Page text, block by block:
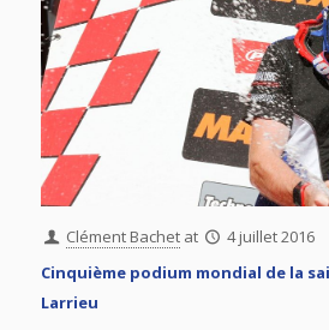
Clément Bachet at
4 juillet 2016
Cinquième podium mondial de la
Larrieu